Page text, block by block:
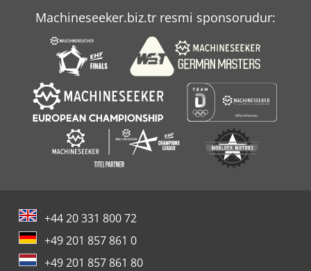
Machineseeker.biz.tr resmi sponsorudur:
+44 20 331 800 72
+49 201 857 861 0
+49 201 857 861 80